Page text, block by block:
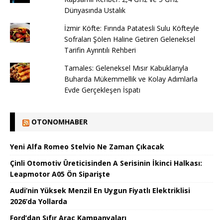
Dünyasında Ustalık
İzmir Köfte: Fırında Patatesli Sulu Köfteyle
Sofraları Şölen Haline Getiren Geleneksel
Tarifin Ayrıntılı Rehberi
Tamales: Geleneksel Mısır Kabuklarıyla
Buharda Mükemmellik ve Kolay Adımlarla
Evde Gerçekleşen İspatı
OTONOMHABER
Yeni Alfa Romeo Stelvio Ne Zaman Çıkacak
Çinli Otomotiv Üreticisinden A Serisinin İkinci Halkası:
Leapmotor A05 Ön Siparişte
Audi’nin Yüksek Menzil En Uygun Fiyatlı Elektriklisi
2026’da Yollarda
Ford’dan Sıfır Araç Kampanyaları